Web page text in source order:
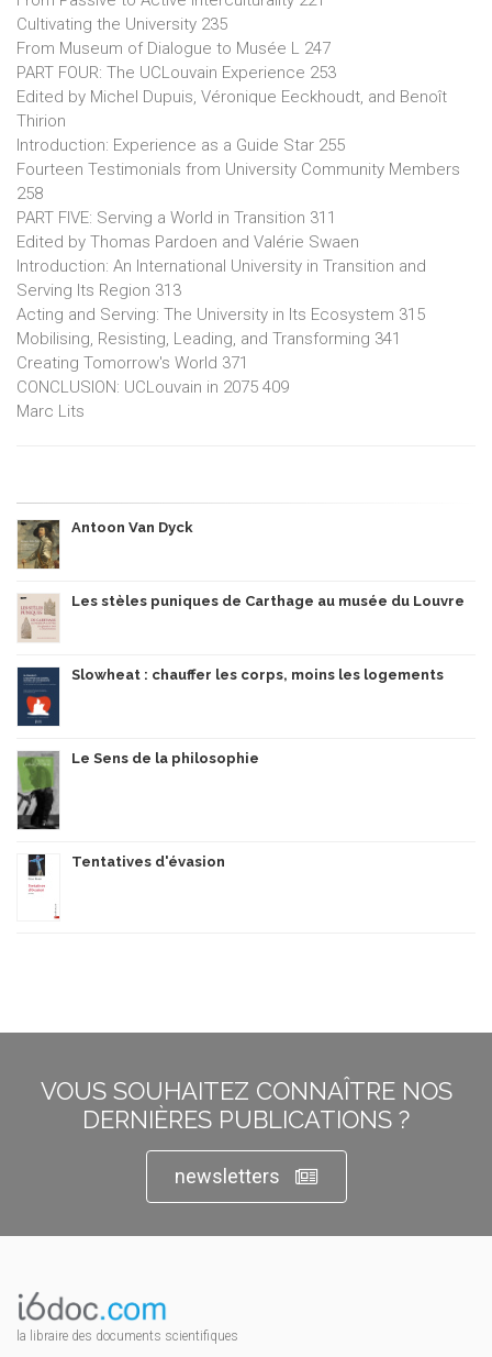
Cultivating the University 235
From Museum of Dialogue to Musée L 247
PART FOUR: The UCLouvain Experience 253
Edited by Michel Dupuis, Véronique Eeckhoudt, and Benoît
Thirion
Introduction: Experience as a Guide Star 255
Fourteen Testimonials from University Community Members
258
PART FIVE: Serving a World in Transition 311
Edited by Thomas Pardoen and Valérie Swaen
Introduction: An International University in Transition and
Serving Its Region 313
Acting and Serving: The University in Its Ecosystem 315
Mobilising, Resisting, Leading, and Transforming 341
Creating Tomorrow's World 371
CONCLUSION: UCLouvain in 2075 409
Marc Lits
Antoon Van Dyck
Les stèles puniques de Carthage au musée du Louvre
Slowheat : chauffer les corps, moins les logements
Le Sens de la philosophie
Tentatives d'évasion
VOUS SOUHAITEZ CONNAÎTRE NOS
DERNIÈRES PUBLICATIONS ?
newsletters
la libraire des documents scientifiques